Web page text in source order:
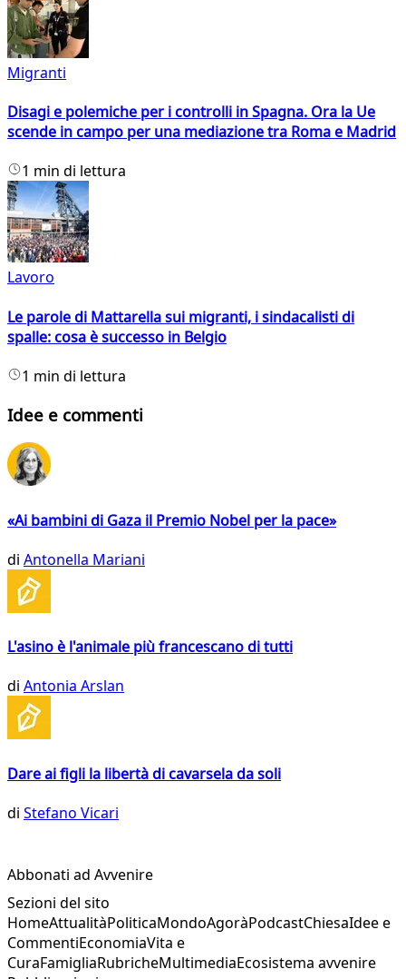
Migranti
Disagi e polemiche per i controlli in Spagna. Ora la Ue
scende in campo per una mediazione tra Roma e Madrid
1 min di lettura
Lavoro
Le parole di Mattarella sui migranti, i sindacalisti di
spalle: cosa è successo in Belgio
1 min di lettura
Idee e commenti
«Ai bambini di Gaza il Premio Nobel per la pace»
di Antonella Mariani
L'asino è l'animale più francescano di tutti
di Antonia Arslan
Dare ai figli la libertà di cavarsela da soli
di Stefano Vicari
Abbonati ad Avvenire
Sezioni del sito
HomeAttualitàPoliticaMondoAgoràPodcastChiesaIdee e
CommentiEconomiaVita e
CuraFamigliaRubricheMultimediaEcosistema avvenire